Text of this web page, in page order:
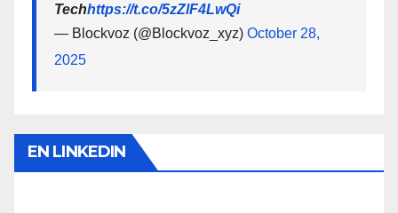
Techhttps://t.co/5zZlF4LwQi
— Blockvoz (@Blockvoz_xyz) October 28,
2025
EN LINKEDIN